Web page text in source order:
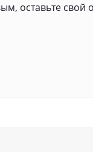
оставьте свой